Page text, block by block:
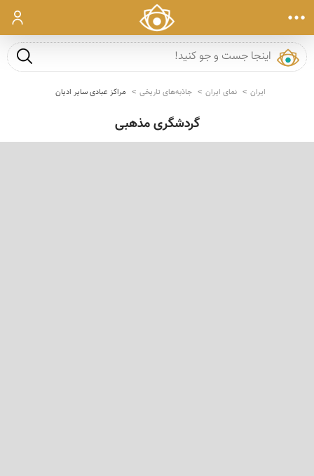
ورود
جست و
ایران نمای ایران جاذبه‌های تاریخی مراکز عبادی سایر ادیان
گردشگری مذهبی